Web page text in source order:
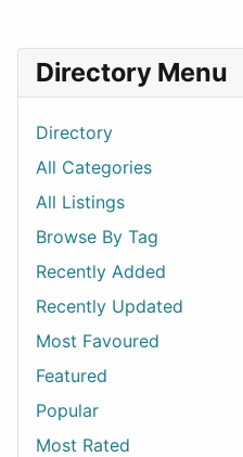
Directory Menu
Directory
All Categories
All Listings
Browse By Tag
Recently Added
Recently Updated
Most Favoured
Featured
Popular
Most Rated